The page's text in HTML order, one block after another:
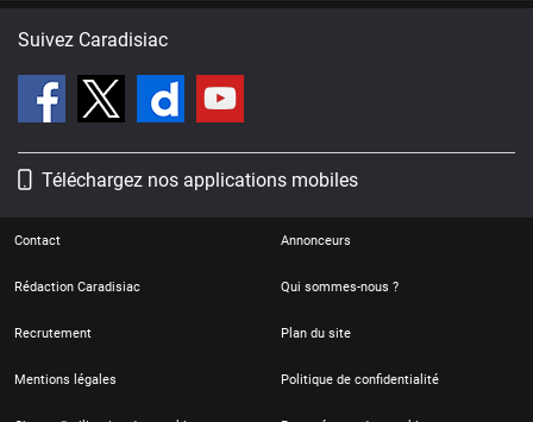
Suivez Caradisiac
Téléchargez nos applications mobiles
Contact Annonceurs
Rédaction Caradisiac Qui sommes-nous ?
Recrutement Plan du site
Mentions légales Politique de confidentialité